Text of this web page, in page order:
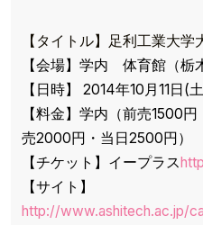
【タイトル】足利工業大
【会場】学内 体育館（栃
【日時】 2014年10月11
【料金】学内（前売1500
売2000円・当日2500円）
【チケット】イープラス
【サイト】
http://www.ashitech.ac.jp/